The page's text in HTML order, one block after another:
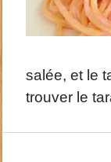
salée, et le
trouver le